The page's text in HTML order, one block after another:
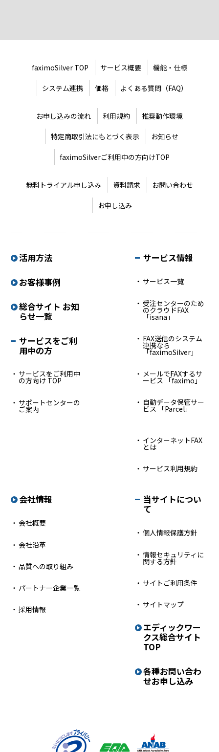
faximoSilver TOP サービス概要 機能・仕様
システム連携 価格 よくある質問（FAQ）
お申し込みの流れ 利用規約 推奨動作環境
特定商取引法にもとづく表示 お知らせ
faximoSilverご利用中の方向けTOP
無料トライアル申し込み 資料請求 お問い合わせ
お申し込み
活用方法
お客様事例
総合サイト お知
らせ一覧
サービスをご利
用中の方
サービスをご利用中
の方向け TOP
サポートセンターの
ご案内
サービス情報
サービス一覧
受注センターのため
のクラウドFAX
「isana」
FAX送信のシステム
連携なら
「faximoSilver」
メールでFAXするサ
ービス 「faximo」
自動データ保管サー
ビス 「Parcel」
インターネットFAX
とは
サービス利用規約
会社情報
会社概要
会社沿革
品質への取り組み
パートナー企業一覧
採用情報
当サイトについ
て
個人情報保護方針
情報セキュリティに
関する方針
サイトご利用条件
サイトマップ
エディックワー
クス総合サイト
TOP
各種お問い合わ
せお申し込み